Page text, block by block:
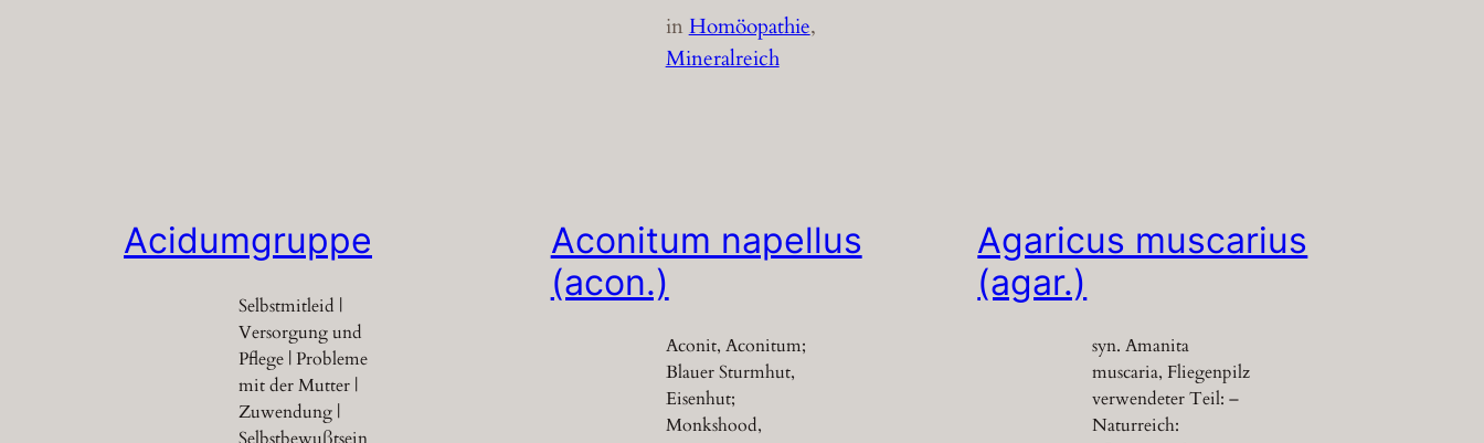
inHomöopathie
Mineralreich
Acidumgruppe
Selbstmitleid |
Versorgung und
Pflege | Probleme
mit der Mutter |
Zuwendung |
Aconitum napellus
(acon.)
Aconit, Aconitum;
Blauer Sturmhut,
Eisenhut;
Monkshood,
Agaricus muscarius
(agar.)
syn. Amanita
muscaria, Fliegenpilz
verwendeter Teil: –
Naturreich: